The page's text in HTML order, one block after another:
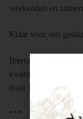
weekenden en
Klaar voor een
Biertap huren
kwaliteit en service
maar komen!
***